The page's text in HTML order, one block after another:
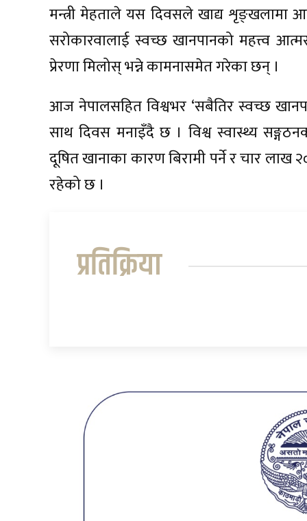
मन्त्री मेहताले यस दिवसले खाद्य शृङ्खलामा
सरोकारवालाई स्वच्छ खानपानको महत्त्व
प्रेरणा मिलोस् भन्ने कामनासमेत गरेका छन् ।
आज नेपालसहित विश्वभर ‘सबैतिर स्वच्छ
साथ दिवस मनाइँदै छ । विश्व स्वास्थ्य
दूषित खानाका कारण बिरामी पर्ने र चार
रहेको छ ।
प्रतिक्रिया